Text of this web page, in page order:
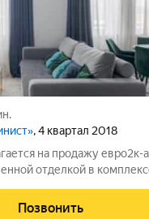
, 4 квартал 2018
на продажу евро2к-
отделкой в
на 3 этаже. Общая
Позвонить